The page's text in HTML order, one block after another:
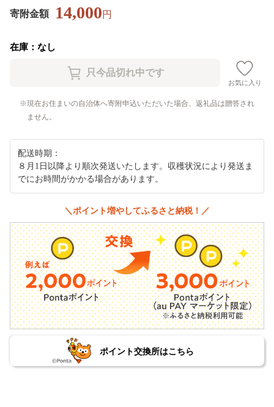
寄附金額 14,000円
在庫：なし
お気に入り
現在お住まいの自治体へ寄附申込いただいた場合、返礼品は贈答され
ません。
配送時期：
８月1日以降より順次発送いたします。収穫状況により発送ま
でにお時間がかかる場合があります。
＼ポイント増やしてふるさと納税！／
ポイント交換所はこちら